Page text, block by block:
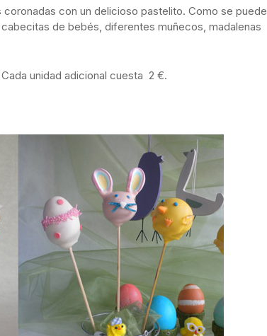
con un delicioso pastelito. Como se puede
de bebés, diferentes muñecos, madalenas
unidad adicional cuesta 2 €.